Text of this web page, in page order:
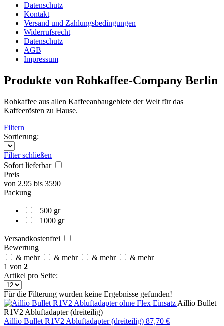
Datenschutz
Kontakt
Versand und Zahlungsbedingungen
Widerrufsrecht
Datenschutz
AGB
Impressum
Produkte von Rohkaffee-Company Berlin
Rohkaffee aus allen Kaffeeanbaugebiete der Welt für das
Kaffeerösten zu Hause.
Filtern
Sortierung:
Filter schließen
Sofort lieferbar
Preis
von 2.95 bis 3590
Packung
500 gr
1000 gr
Versandkostenfrei
Bewertung
& mehr
& mehr & mehr
& mehr
1 von 2
Artikel pro Seite:
Für die Filterung wurden keine Ergebnisse gefunden!
Aillio Bullet
R1V2 Abluftadapter (dreiteilig)
Aillio Bullet R1V2 Abluftadapter (dreiteilig) 87,70 €